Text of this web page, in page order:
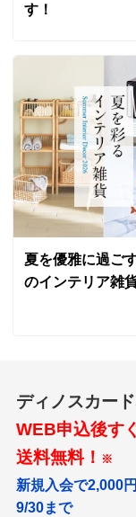
す！
夏を優雅に過ご
のインテリア雑
ディノスカード
WEB申込後す
送料無料！ ※
新規入会で2,000
9/30まで